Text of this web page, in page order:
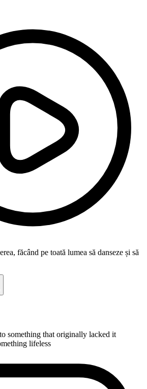
făcând pe toată lumea să danseze și să
something that originally lacked it
lifeless